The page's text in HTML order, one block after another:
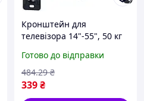
Кронштейн для
телевізора 14"-55", 50 кг
поворотне кріплення для
ТВ
Готово до відправки
339₴
484.29 ₴